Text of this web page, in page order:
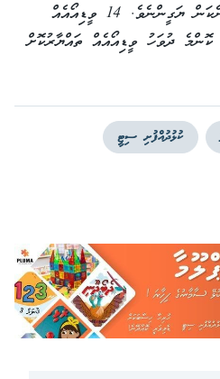
އެއްވެސް މީހަކު ދެ ބަހެއް ނުވާނެކަން ޔަގީންނެވެ. 14 ވީޑިއޯއެއް
ދުވަހު ވީޑިއޯއެއް ތައްޔާރުކޮށް
ކުޅުދުއްފުށި ސިޓީ